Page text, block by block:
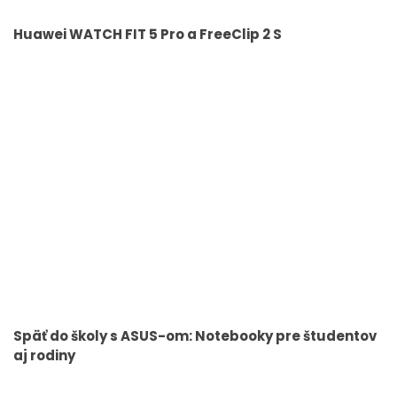
Huawei WATCH FIT 5 Pro a FreeClip 2 S
Späť do školy s ASUS-om: Notebooky pre študentov
aj rodiny